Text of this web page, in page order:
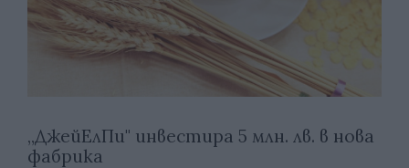
„ДжейЕлПи" инвестира 5 млн. лв. в нова
фабрика